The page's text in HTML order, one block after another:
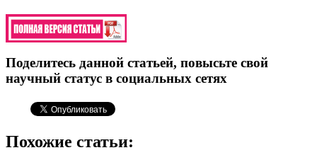
Поделитесь данной статьей, повысьте свой
научный статус в социальных сетях
Похожие статьи: